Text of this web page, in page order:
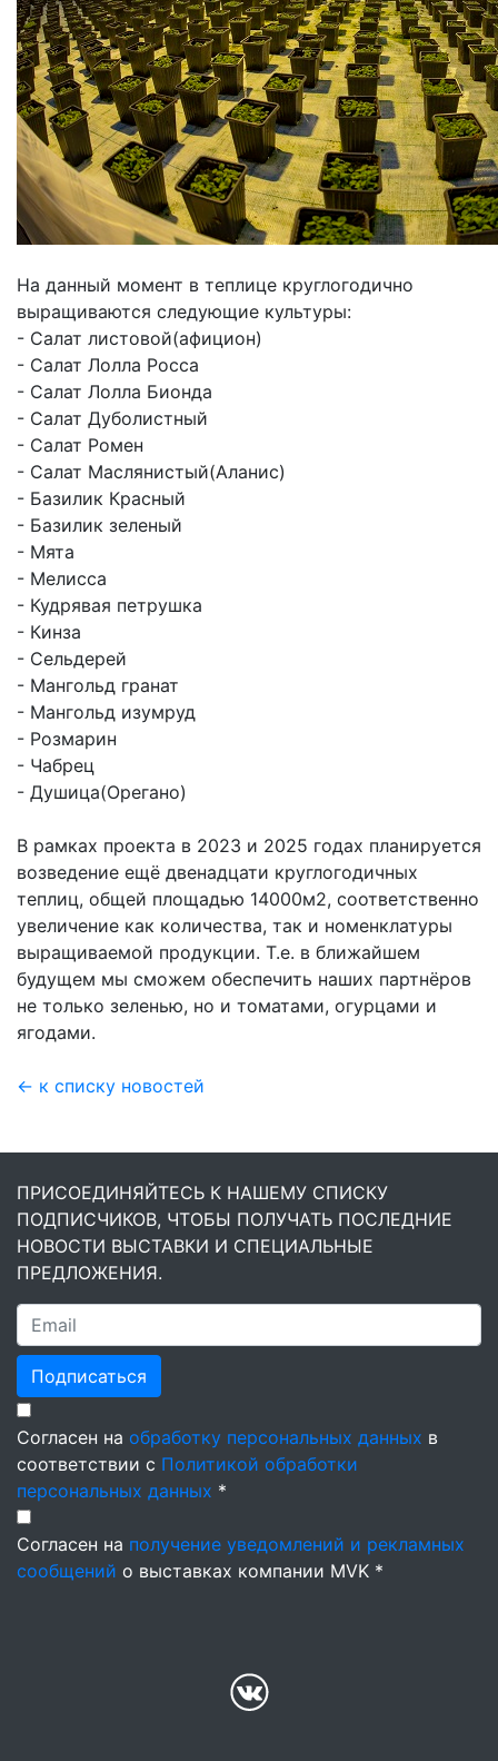
На данный момент в теплице круглогодично
выращиваются следующие культуры:
- Салат листовой(афицион)
- Салат Лолла Росса
- Салат Лолла Бионда
- Салат Дуболистный
- Салат Ромен
- Салат Маслянистый(Аланис)
- Базилик Красный
- Базилик зеленый
- Мята
- Мелисса
- Кудрявая петрушка
- Кинза
- Сельдерей
- Мангольд гранат
- Мангольд изумруд
- Розмарин
- Чабрец
- Душица(Орегано)
В рамках проекта в 2023 и 2025 годах планируется
возведение ещё двенадцати круглогодичных
теплиц, общей площадью 14000м2, соответственно
увеличение как количества, так и номенклатуры
выращиваемой продукции. Т.е. в ближайшем
будущем мы сможем обеспечить наших партнёров
не только зеленью, но и томатами, огурцами и
ягодами.
← к списку новостей
ПРИСОЕДИНЯЙТЕСЬ К НАШЕМУ СПИСКУ
ПОДПИСЧИКОВ, ЧТОБЫ ПОЛУЧАТЬ ПОСЛЕДНИЕ
НОВОСТИ ВЫСТАВКИ И СПЕЦИАЛЬНЫЕ
ПРЕДЛОЖЕНИЯ.
Подписаться
Согласен на обработку персональных данных в
соответствии с Политикой обработки
персональных данных *
Согласен на получение уведомлений и рекламных
сообщений о выставках компании MVK *